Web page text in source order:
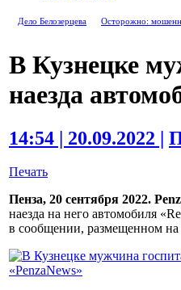
Дело Белозерцева Осторожно:
В Кузнецке
наезда
14:54 | 20.09.2022 |
Печать
Пенза, 20 сентября 2022.
наезда на него автомобиля
в сообщении, размещенном